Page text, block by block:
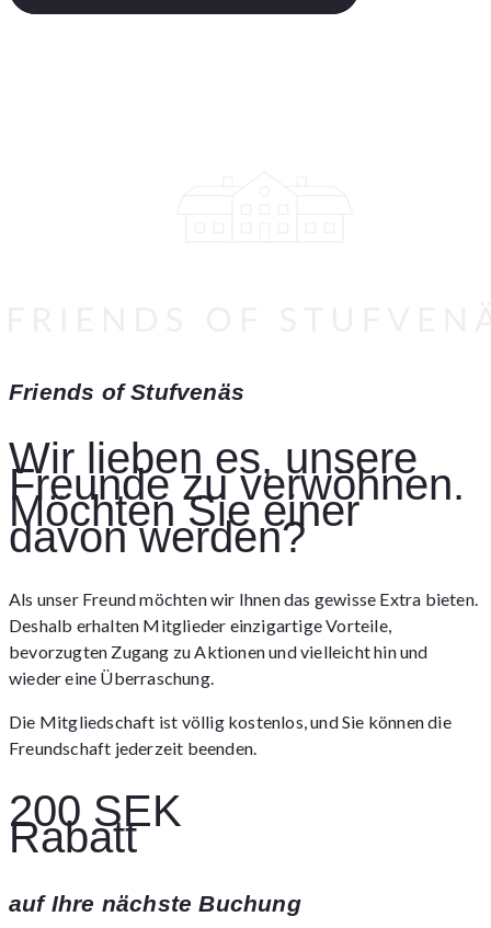
Friends of Stufvenäs
Wir lieben es, unsere
Freunde zu verwöhnen.
Möchten Sie einer
davon werden?
Als unser Freund möchten wir Ihnen das gewisse Extra bieten.
Deshalb erhalten Mitglieder einzigartige Vorteile,
bevorzugten Zugang zu Aktionen und vielleicht hin und
wieder eine Überraschung.
Die Mitgliedschaft ist völlig kostenlos, und Sie können die
Freundschaft jederzeit beenden.
200 SEK
Rabatt
auf Ihre nächste Buchung